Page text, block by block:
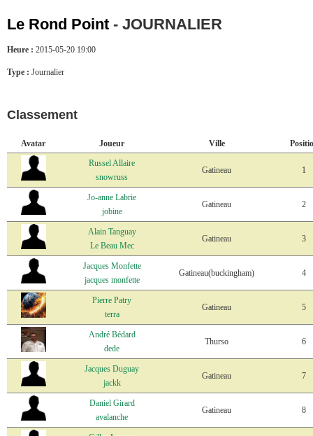
Le Rond Point - JOURNALIER
Heure : 2015-05-20 19:00
Type : Journalier
Classement
Avatar Joueur Ville
Russel Allaire
snowruss
Gatineau 1
Jo-anne Labrie
jobine
Gatineau 2
Alain Tanguay
Le Beau Mec
Gatineau 3
Jacques Monfette
jacques monfette
Gatineau(buckingham) 4
Pierre Patry
terra
Gatineau 5
André Bédard
dede
Thurso 6
Jacques Duguay
jackk
Gatineau 7
Daniel Girard
avalanche
Gatineau 8